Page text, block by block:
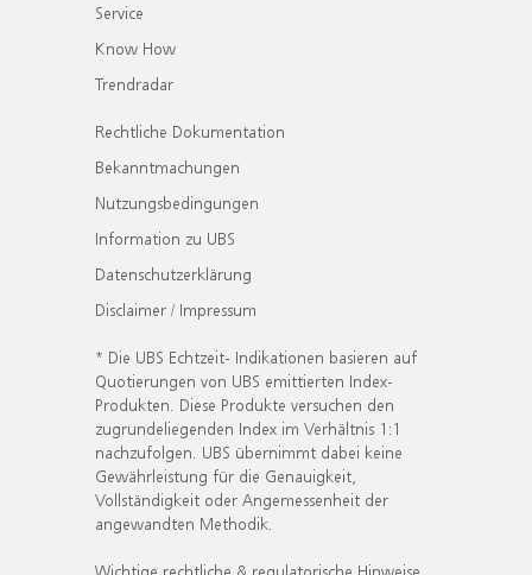
Service
Know How
Trendradar
Rechtliche Dokumentation
Bekanntmachungen
Nutzungsbedingungen
Information zu UBS
Datenschutzerklärung
Disclaimer / Impressum
* Die UBS Echtzeit- Indikationen basieren auf
Quotierungen von UBS emittierten Index-
Produkten. Diese Produkte versuchen den
zugrundeliegenden Index im Verhältnis 1:1
nachzufolgen. UBS übernimmt dabei keine
Gewährleistung für die Genauigkeit,
Vollständigkeit oder Angemessenheit der
angewandten Methodik.